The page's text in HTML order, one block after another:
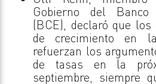
Gobierno del Banco
(BCE), declaró que
de crecimiento en
refuerzan los
de tasas en la
septiembre, siempre